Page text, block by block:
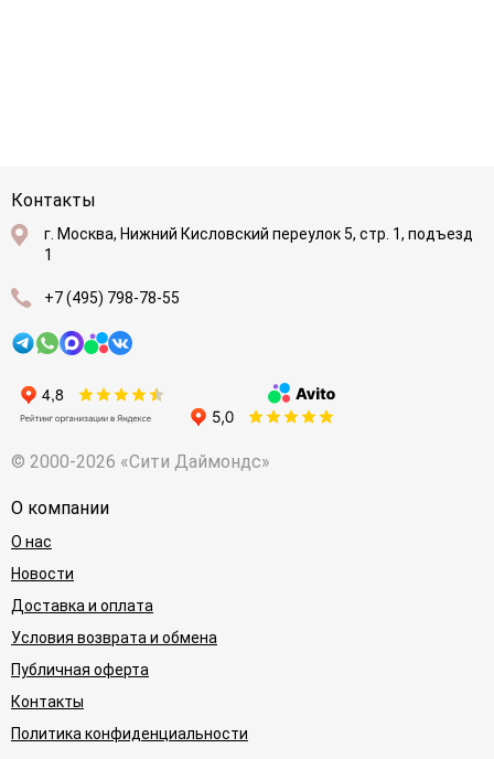
Контакты
г. Москва, Нижний Кисловский переулок 5, стр. 1, подъезд
1
+7 (495) 798-78-55
© 2000-2026 «Сити Даймондс»
О компании
О нас
Новости
Доставка и оплата
Условия возврата и обмена
Публичная оферта
Контакты
Политика конфиденциальности